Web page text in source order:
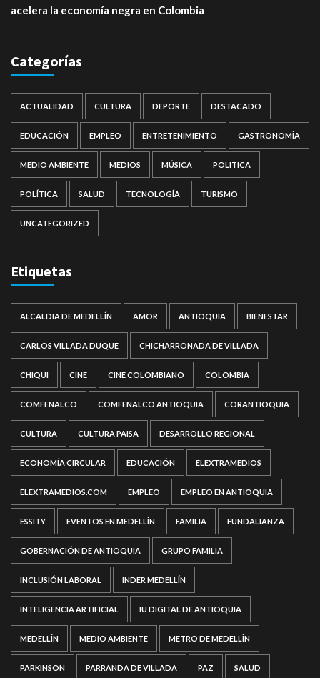
acelera la economía negra en Colombia
Categorías
ACTUALIDAD CULTURA DEPORTE DESTACADO
EDUCACIÓN EMPLEO ENTRETENIMIENTO GASTRONOMÍA
MEDIO AMBIENTE MEDIOS MÚSICA POLITICA
POLÍTICA SALUD TECNOLOGÍA TURISMO
UNCATEGORIZED
Etiquetas
ALCALDIA DE MEDELLÍN AMOR ANTIOQUIA BIENESTAR
CARLOS VILLADA DUQUE CHICHARRONADA DE VILLADA
CHIQUI CINE CINE COLOMBIANO COLOMBIA
COMFENALCO COMFENALCO ANTIOQUIA CORANTIOQUIA
CULTURA CULTURA PAISA DESARROLLO REGIONAL
ECONOMÍA CIRCULAR EDUCACIÓN ELEXTRAMEDIOS
ELEXTRAMEDIOS.COM EMPLEO EMPLEO EN ANTIOQUIA
ESSITY EVENTOS EN MEDELLÍN FAMILIA FUNDALIANZA
GOBERNACIÓN DE ANTIOQUIA GRUPO FAMILIA
INCLUSIÓN LABORAL INDER MEDELLÍN
INTELIGENCIA ARTIFICIAL IU DIGITAL DE ANTIOQUIA
MEDELLÍN MEDIO AMBIENTE METRO DE MEDELLÍN
PARKINSON PARRANDA DE VILLADA PAZ SALUD